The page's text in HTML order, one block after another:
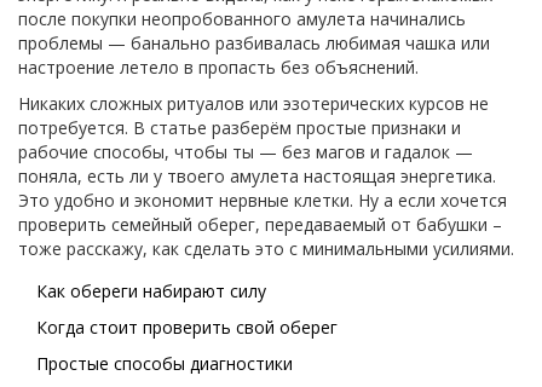
после покупки неопробованного амулета начинались
проблемы — банально разбивалась любимая чашка или
настроение летело в пропасть без объяснений.
Никаких сложных ритуалов или эзотерических курсов не
потребуется. В статье разберём простые признаки и
рабочие способы, чтобы ты — без магов и гадалок —
поняла, есть ли у твоего амулета настоящая энергетика.
Это удобно и экономит нервные клетки. Ну а если хочется
проверить семейный оберег, передаваемый от бабушки –
тоже расскажу, как сделать это с минимальными усилиями.
Как обереги набирают силу
Когда стоит проверить свой оберег
Простые способы диагностики